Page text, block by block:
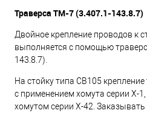
Траверса ТМ-7 (3.407.1-143.8.7)
Двойное крепление проводов к
выполняется с помощью
143.8.7).
На стойку типа СВ105
с применением хомута серии Х-
хомутом серии Х-42.